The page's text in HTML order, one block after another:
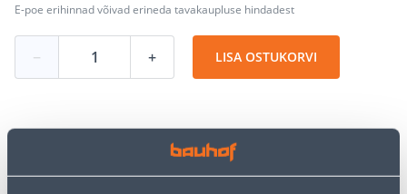
E-poe erihinnad võivad erineda tavakaupluse hindadest
− + LISA OSTUKORVI